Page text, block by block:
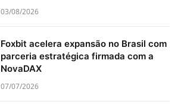
03/08/2026
Foxbit acelera expansão no Brasil com
parceria estratégica firmada com a
NovaDAX
07/07/2026